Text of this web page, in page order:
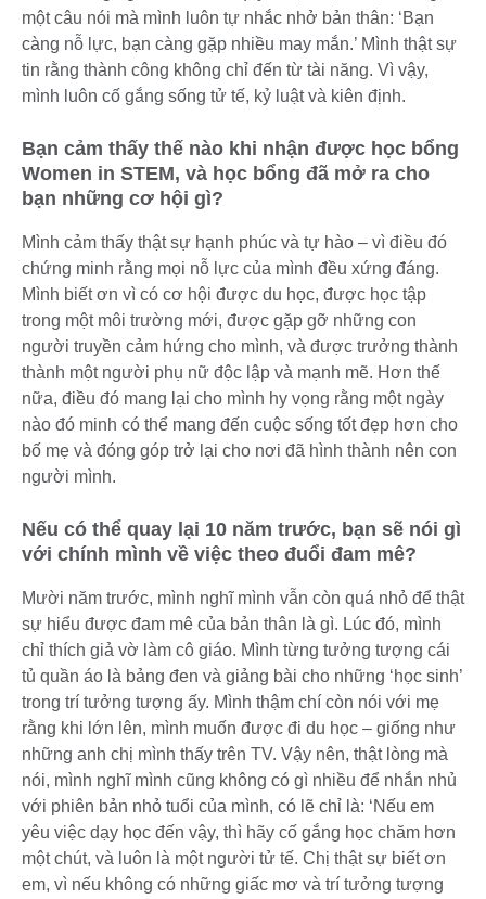
một câu nói mà mình luôn tự nhắc nhở bản thân: ‘Bạn
càng nỗ lực, bạn càng gặp nhiều may mắn.’ Mình thật sự
tin rằng thành công không chỉ đến từ tài năng. Vì vậy,
mình luôn cố gắng sống tử tế, kỷ luật và kiên định.
Bạn cảm thấy thế nào khi nhận được học bổng
Women in STEM, và học bổng đã mở ra cho
bạn những cơ hội gì?
Mình cảm thấy thật sự hạnh phúc và tự hào – vì điều đó
chứng minh rằng mọi nỗ lực của mình đều xứng đáng.
Mình biết ơn vì có cơ hội được du học, được học tập
trong một môi trường mới, được gặp gỡ những con
người truyền cảm hứng cho mình, và được trưởng thành
thành một người phụ nữ độc lập và mạnh mẽ. Hơn thế
nữa, điều đó mang lại cho mình hy vọng rằng một ngày
nào đó minh có thể mang đến cuộc sống tốt đẹp hơn cho
bố mẹ và đóng góp trở lại cho nơi đã hình thành nên con
người mình.
Nếu có thể quay lại 10 năm trước, bạn sẽ nói gì
với chính mình về việc theo đuổi đam mê?
Mười năm trước, mình nghĩ mình vẫn còn quá nhỏ để thật
sự hiểu được đam mê của bản thân là gì. Lúc đó, mình
chỉ thích giả vờ làm cô giáo. Mình từng tưởng tượng cái
tủ quần áo là bảng đen và giảng bài cho những ‘học sinh’
trong trí tưởng tượng ấy. Mình thậm chí còn nói với mẹ
rằng khi lớn lên, mình muốn được đi du học – giống như
những anh chị mình thấy trên TV. Vậy nên, thật lòng mà
nói, mình nghĩ mình cũng không có gì nhiều để nhắn nhủ
với phiên bản nhỏ tuổi của mình, có lẽ chỉ là: ‘Nếu em
yêu việc dạy học đến vậy, thì hãy cố gắng học chăm hơn
một chút, và luôn là một người tử tế. Chị thật sự biết ơn
em, vì nếu không có những giấc mơ và trí tưởng tượng